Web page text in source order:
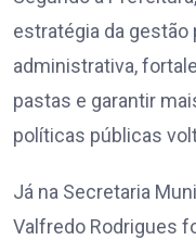
estratégia da gestão
administrativa,
pastas e garantir
políticas públicas
Já na Secretaria
Valfredo Rodrigues